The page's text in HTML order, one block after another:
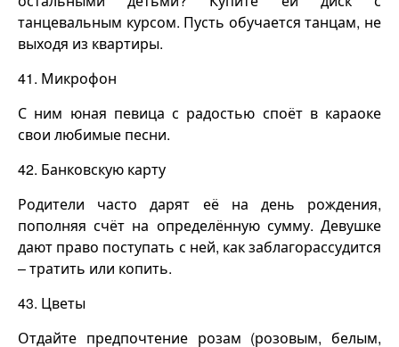
танцевальным курсом. Пусть обучается танцам, не
выходя из квартиры.
41. Микрофон
С ним юная певица с радостью споёт в караоке
свои любимые песни.
42. Банковскую карту
Родители часто дарят её на день рождения,
пополняя счёт на определённую сумму. Девушке
дают право поступать с ней, как заблагорассудится
– тратить или копить.
43. Цветы
Отдайте предпочтение розам (розовым, белым,